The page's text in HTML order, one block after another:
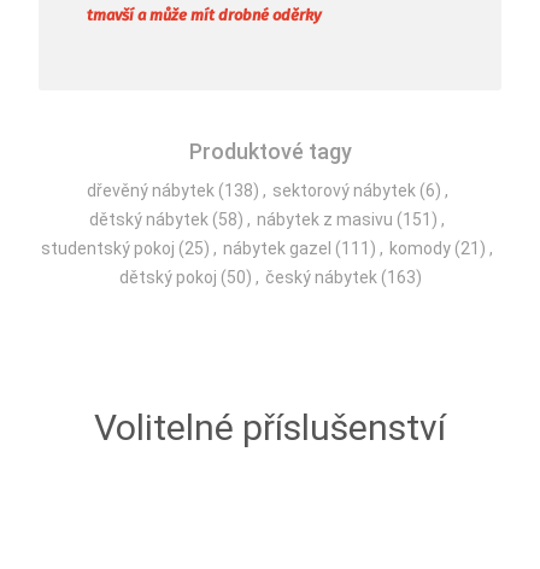
tmavší a může mít drobné oděrky
Produktové tagy
dřevěný nábytek (138) , sektorový nábytek (6) ,
dětský nábytek (58) , nábytek z masivu (151) ,
studentský pokoj (25) , nábytek gazel (111) , komody (21) ,
dětský pokoj (50) , český nábytek (163)
Volitelné příslušenství